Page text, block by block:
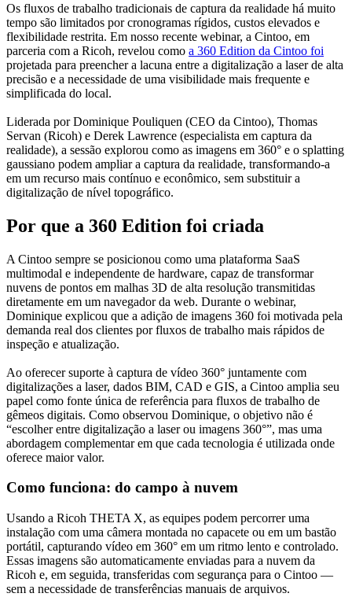
Os fluxos de trabalho tradicionais de captura da realidade há muito
tempo são limitados por cronogramas rígidos, custos elevados e
flexibilidade restrita. Em nosso recente webinar, a Cintoo, em
parceria com a Ricoh, revelou como a 360 Edition da Cintoo foi
projetada para preencher a lacuna entre a digitalização a laser de alta
precisão e a necessidade de uma visibilidade mais frequente e
simplificada do local.
Liderada por Dominique Pouliquen (CEO da Cintoo), Thomas
Servan (Ricoh) e Derek Lawrence (especialista em captura da
realidade), a sessão explorou como as imagens em 360° e o splatting
gaussiano podem ampliar a captura da realidade, transformando-a
em um recurso mais contínuo e econômico, sem substituir a
digitalização de nível topográfico.
Por que a 360 Edition foi criada
A Cintoo sempre se posicionou como uma plataforma SaaS
multimodal e independente de hardware, capaz de transformar
nuvens de pontos em malhas 3D de alta resolução transmitidas
diretamente em um navegador da web. Durante o webinar,
Dominique explicou que a adição de imagens 360 foi motivada pela
demanda real dos clientes por fluxos de trabalho mais rápidos de
inspeção e atualização.
Ao oferecer suporte à captura de vídeo 360° juntamente com
digitalizações a laser, dados BIM, CAD e GIS, a Cintoo amplia seu
papel como fonte única de referência para fluxos de trabalho de
gêmeos digitais. Como observou Dominique, o objetivo não é
“escolher entre digitalização a laser ou imagens 360°”, mas uma
abordagem complementar em que cada tecnologia é utilizada onde
oferece maior valor.
Como funciona: do campo à nuvem
Usando a Ricoh THETA X, as equipes podem percorrer uma
instalação com uma câmera montada no capacete ou em um bastão
portátil, capturando vídeo em 360° em um ritmo lento e controlado.
Essas imagens são automaticamente enviadas para a nuvem da
Ricoh e, em seguida, transferidas com segurança para o Cintoo —
sem a necessidade de transferências manuais de arquivos.